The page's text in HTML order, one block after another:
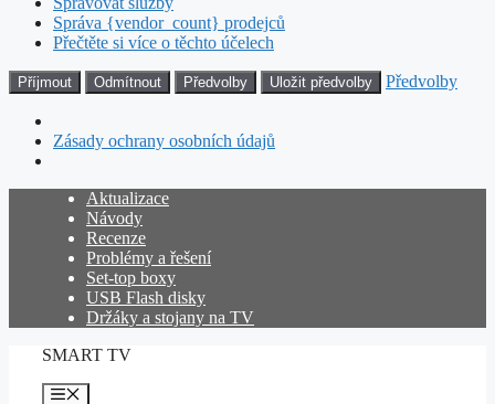
Správa {vendor_count} prodejců
Přečtěte si více o těchto účelech
Příjmout Odmítnout Předvolby Uložit předvolby Předvolby
Zásady ochrany osobních údajů
Přeskočit
Aktualizace
Návody
Recenze
Problémy a řešení
Set-top boxy
USB Flash disky
Držáky a stojany na TV
SMART TV
Menu